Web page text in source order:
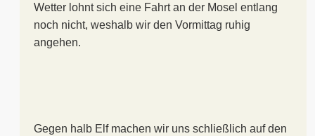
Wetter lohnt sich eine Fahrt an der Mosel entlang
noch nicht, weshalb wir den Vormittag ruhig
angehen.
Gegen halb Elf machen wir uns schließlich auf den